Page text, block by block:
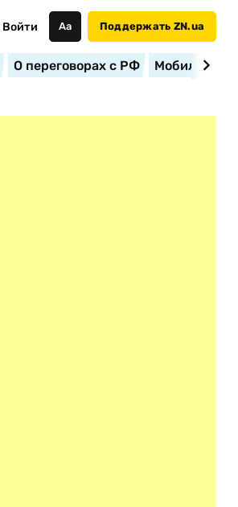
Войти Аа Поддержать ZN.ua
О переговорах с РФ